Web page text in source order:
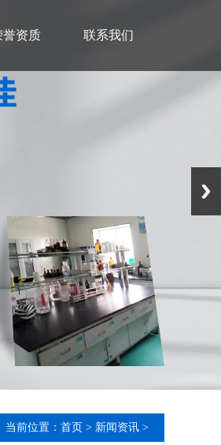
誉资质 联系我们
当前位置： 首页 > 新闻资讯 >